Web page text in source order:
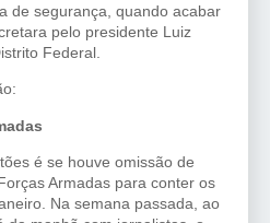
de segurança, quando acabar
pelo presidente Luiz
Federal.
é se houve omissão de
Armadas para conter os
Na semana passada, ao